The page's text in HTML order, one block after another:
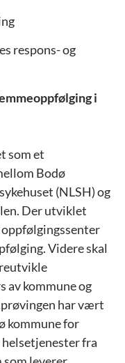
respons- og
i
som et
Bodø
(NLSH) og
Der utviklet
Videre skal
av kommune og
har vært
kommune for
fra